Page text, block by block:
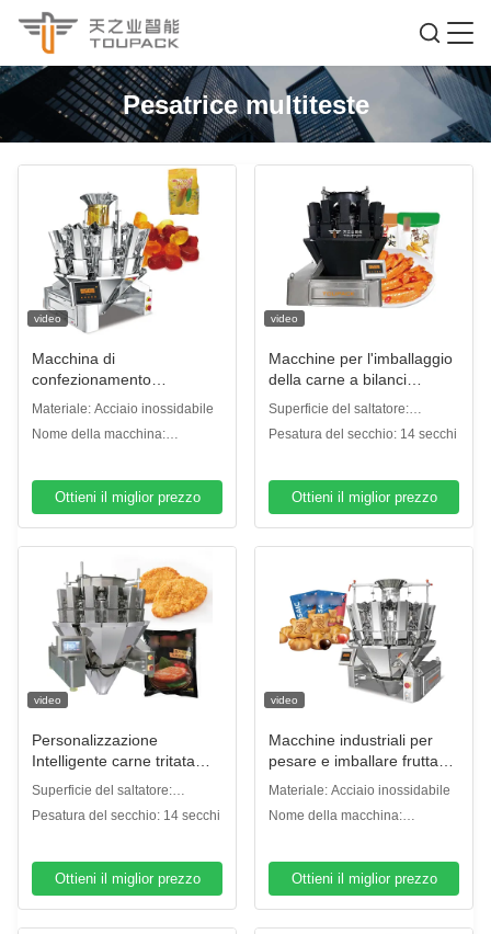
Pesatrice multiteste
video
Macchina di
confezionamento
automatico con sacchetto
Macchina di
con pesatrice multi-testa
Materiale: Acciaio inossidabile
Nome della macchina:
Ottieni il miglior prezzo
video
Macchine per l'imballaggio
della carne a bilanci
combinati per alimenti
surgelati ad alta velocità
Superficie del saltatore:
Scalatore di piastre
Pesatura del secchio: 14 secchi
Ottieni il miglior prezzo
video
Personalizzazione
Intelligente carne tritata
multi-testa pesatrice di
imballaggio macchina di
riempimento di carne a
Superficie del saltatore:
Scalatore di piastre
Pesatura del secchio: 14 secchi
Ottieni il miglior prezzo
video
Macchine industriali per
pesare e imballare frutta
secca a più teste
Noccioline di ceci Granuli di
Materiale: Acciaio inossidabile
Nome della macchina:
Ottieni il miglior prezzo